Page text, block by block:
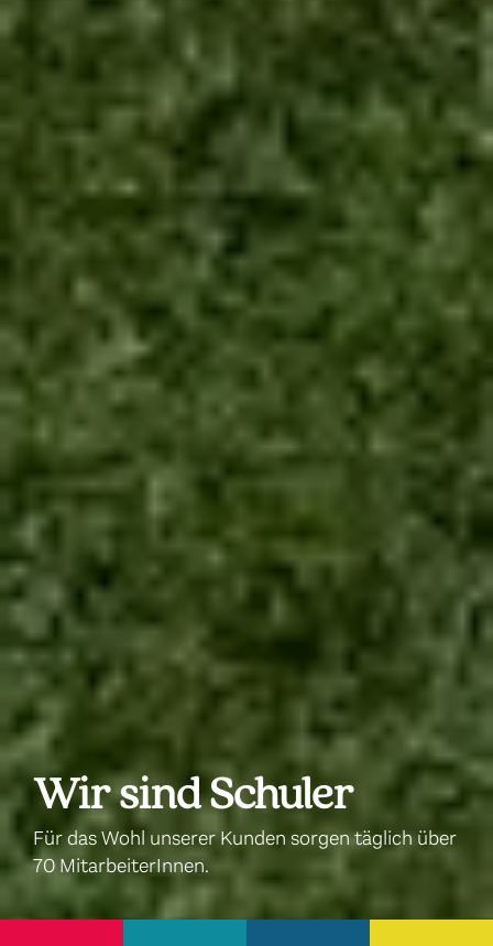
Wir sind Schuler
Für das Wohl unserer Kunden sorgen täglich über
70 MitarbeiterInnen.